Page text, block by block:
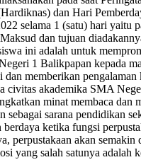
GURU
DAN
SISWA
SMA
NEGERI
1
BALIKPAPAN
(BAZAAR
BUKU
2022)
dan Hari
selama 1 (satu) hari yaitu
dan tujuan
ini adalah untuk
1 Balikpapan kepada
memberikan pengalaman
civitas akademika SMA
minat membaca dan
sebagai sarana pendidikan
berdaya ketika fungsi
perpustakaan akan semakin
yang salah satunya adalah